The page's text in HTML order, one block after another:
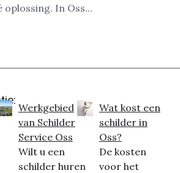
oplossing. In Oss...
Werkgebied
van Schilder
Service Oss
Wilt u een
schilder huren
Wat kost een
schilder in
Oss?
De kosten
voor het